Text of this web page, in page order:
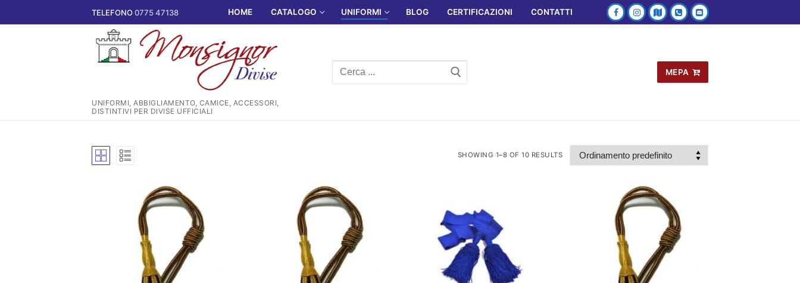
al
TELEFONO0775 47138 HOME CATALOGO UNIFORMI BLOG CERTIFICAZIONI CONTATTI
UNIFORMI, ABBIGLIAMENTO, CAMICE, ACCESSORI,
DISTINTIVI PER DIVISE UFFICIALI
Cerca: MEPA
SHOWING 1–8 OF 10 RESULTS